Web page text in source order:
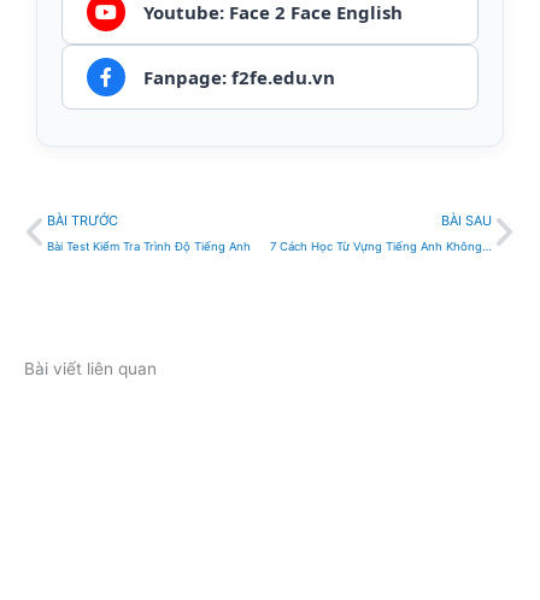
Youtube: Face 2 Face English
Fanpage: f2fe.edu.vn
Prev
BÀI TRƯỚC
Bài Test Kiểm Tra Trình Độ Tiếng Anh
BÀI SAU
Bài viết liên quan